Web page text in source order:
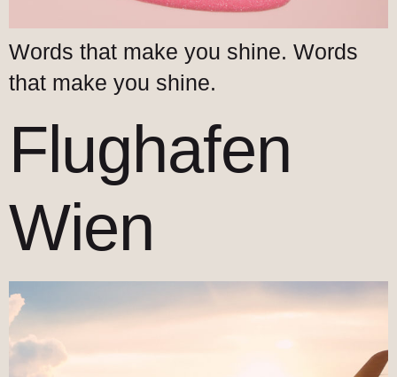
Words that make you shine. Words
that make you shine.
Flughafen
Wien